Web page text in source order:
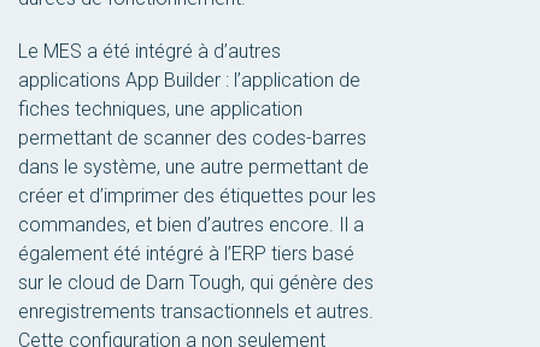
Le MES a été intégré à d’autres
applications App Builder : l’application de
fiches techniques, une application
permettant de scanner des codes-barres
dans le système, une autre permettant de
créer et d’imprimer des étiquettes pour les
commandes, et bien d’autres encore. Il a
également été intégré à l’ERP tiers basé
sur le cloud de Darn Tough, qui génère des
enregistrements transactionnels et autres.
Cette configuration a non seulement